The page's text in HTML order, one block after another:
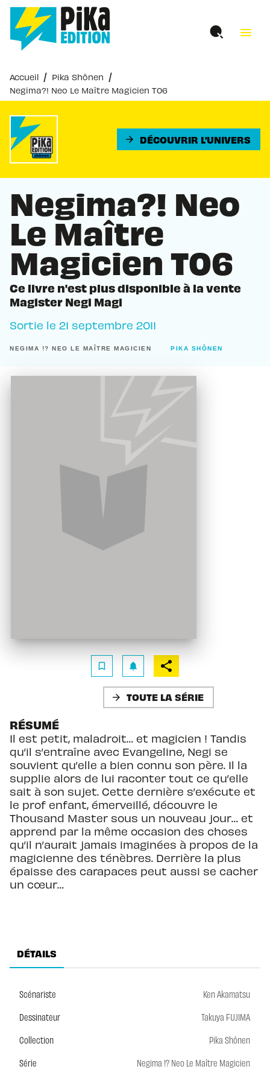
MENU RECHERCHE
PIED DE PAGE
menu
Accueil / Pika Shônen /
Negima?! Neo Le Maître Magicien T06
arrow_forward DÉCOUVRIR L'UNIVERS
Negima?! Neo
Le Maître
Magicien T06
Ce livre n'est plus disponible à la vente
Magister Negi Magi
Sortie le 21 septembre 2011
NEGIMA !? NEO LE MAÎTRE MAGICIEN PIKA SHÔNEN
bookmark_border notifications
arrow_forward TOUTE LA SÉRIE
RÉSUMÉ
Il est petit, maladroit… et magicien ! Tandis
qu’il s’entraîne avec Evangeline, Negi se
souvient qu’elle a bien connu son père. Il la
supplie alors de lui raconter tout ce qu’elle
sait à son sujet. Cette dernière s’exécute et
le prof enfant, émerveillé, découvre le
Thousand Master sous un nouveau jour… et
apprend par la même occasion des choses
qu’il n’aurait jamais imaginées à propos de la
magicienne des ténèbres. Derrière la plus
épaisse des carapaces peut aussi se cacher
un cœur…
DÉTAILS
Scénariste
Ken Akamatsu
Dessinateur
Takuya FUJIMA
Collection
Pika Shônen
Série
Negima !? Neo Le Maître Magicien